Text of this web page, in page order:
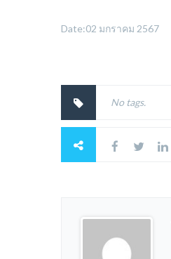
Date:02 มกราคม 2567
No tags.